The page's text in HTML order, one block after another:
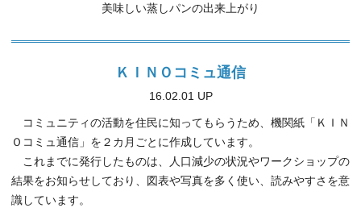
美味しい蒸しパンの出来上がり
ＫＩＮＯコミュ通信
16.02.01 UP
コミュニティの活動を住民に知ってもらうため、機関紙「ＫＩＮ
Ｏコミュ通信」を２カ月ごとに作成しています。
これまでに発行したものは、人口減少の状況やワークショップの
結果をお知らせしており、図表や写真を多く使い、読みやすさを意
識しています。